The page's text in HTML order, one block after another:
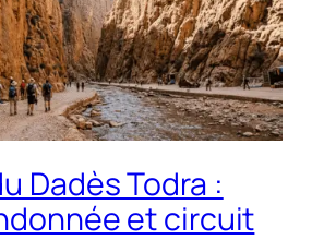
Dadès Todra :
et circuit